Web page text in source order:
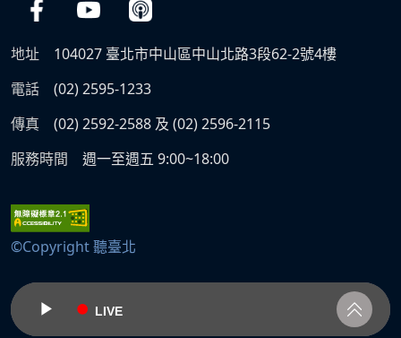
地址
104027 臺北市中山區中山北路3段62-2號4樓
電話
(02) 2595-1233
傳真
(02) 2592-2588 及 (02) 2596-2115
服務時間
週一至週五 9:00~18:00
©Copyright 聽臺北